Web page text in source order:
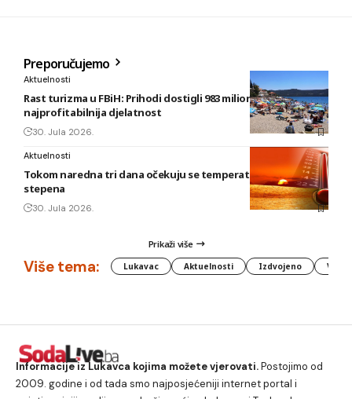
Preporučujemo
Aktuelnosti
Rast turizma u FBiH: Prihodi dostigli 983 miliona KM, smještaj
najprofitabilnija djelatnost
30. Jula 2026.
Aktuelnosti
Tokom naredna tri dana očekuju se temperature do 42
stepena
30. Jula 2026.
Prikaži više
Više tema: Lukavac Aktuelnosti Izdvojeno
Informacije iz Lukavca kojima možete vjerovati.Postojimo od
2009. godine i od tada smo najposjećeniji internet portal i